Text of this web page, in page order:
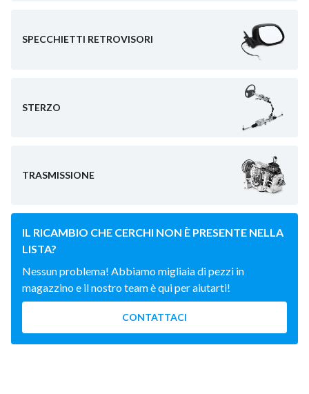
SPECCHIETTI RETROVISORI
STERZO
TRASMISSIONE
IL RICAMBIO CHE CERCHI NON È PRESENTE NELLA
LISTA?
Nessun problema! Abbiamo migliaia di pezzi in
magazzino e il nostro team è qui per aiutarti!
CONTATTACI